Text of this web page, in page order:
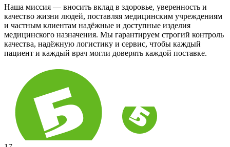
Наша миссия — вносить вклад в здоровье, уверенность и
качество жизни людей, поставляя медицинским учреждениям
и частным клиентам надёжные и доступные изделия
медицинского назначения. Мы гарантируем строгий контроль
качества, надёжную логистику и сервис, чтобы каждый
пациент и каждый врач могли доверять каждой поставке.